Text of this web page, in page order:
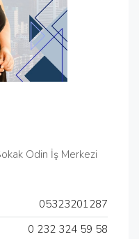
Odin İş Merkezi
05323201287
0 232 324 59 58